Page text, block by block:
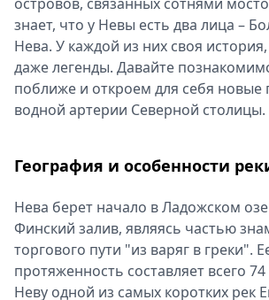
релизы
О
Metro
Стримы
Спецпроекты
Выборы
Скачай
Metro
знает, что у Невы есть два лица –
Нева. У каждой из них своя
даже легенды. Давайте
поближе и откроем для себя новые
водной артерии Северной столицы.
География и особенности
Нева берет начало в Ладожском
Финский залив, являясь частью
торгового пути "из варяг в греки".
протяженность составляет всего
Неву одной из самых коротких рек